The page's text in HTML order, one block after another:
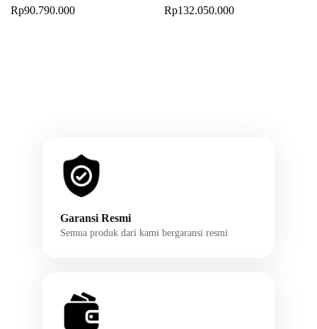
Rp90.790.000 Rp132.050.000
Garansi Resmi
Semua produk dari kami bergaransi resmi